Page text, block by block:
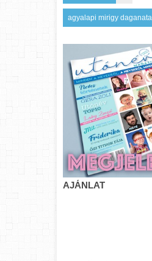
agyalapi mirigy daganata
AJÁNLAT